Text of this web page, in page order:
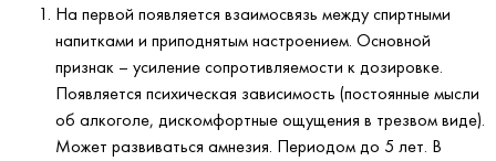
На первой появляется взаимосвязь между спиртными
напитками и приподнятым настроением. Основной
признак – усиление сопротивляемости к дозировке.
Появляется психическая зависимость (постоянные мысли
об алкоголе, дискомфортные ощущения в трезвом виде).
Может развиваться амнезия. Периодом до 5 лет. В